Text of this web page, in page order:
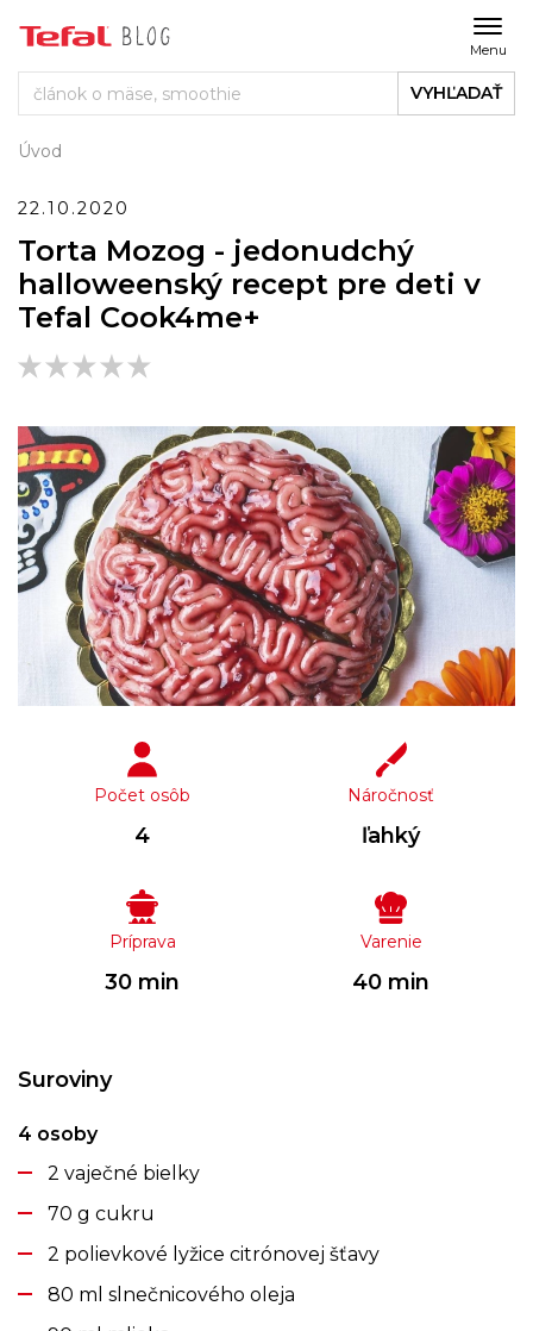
Menu
VYHĽADAŤ
Úvod
22.10.2020
Torta Mozog - jedonudchý
halloweenský recept pre deti v
Tefal Cook4me+
Počet osôb
4
Náročnosť
ľahký
Príprava
30 min
Varenie
40 min
Suroviny
4 osoby
2 vaječné bielky
70 g cukru
2 polievkové lyžice citrónovej šťavy
80 ml slnečnicového oleja